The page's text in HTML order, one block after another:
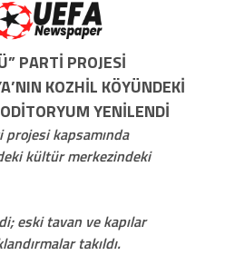
PARTI PROJESI
KOZHIL KÖYÜNDEKI
YENILENDI
kapsamında
kültür merkezindeki
eski tavan ve kapılar
takıldı.